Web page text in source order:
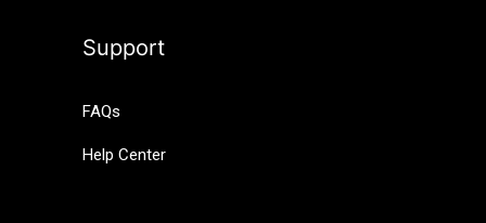
Support
FAQs
Help Center